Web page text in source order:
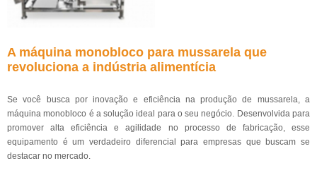
A máquina monobloco para mussarela que
revoluciona a indústria alimentícia
Se você busca por inovação e eficiência na produção de mussarela, a
máquina monobloco é a solução ideal para o seu negócio. Desenvolvida para
promover alta eficiência e agilidade no processo de fabricação, esse
equipamento é um verdadeiro diferencial para empresas que buscam se
destacar no mercado.